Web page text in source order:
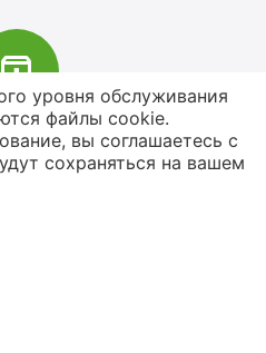
наименований
до сценического
уровня обслуживания
файлы cookie.
вы соглашаетесь с
сохраняться на вашем